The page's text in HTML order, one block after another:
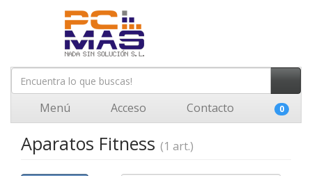
Menú Acceso Contacto 0
Aparatos Fitness (1 art.)